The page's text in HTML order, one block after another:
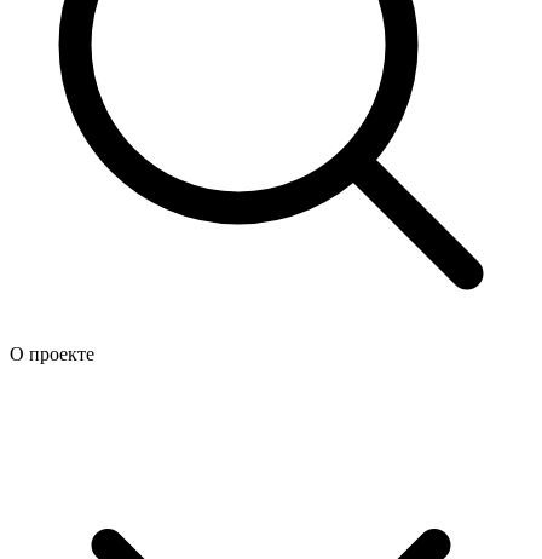
О проекте